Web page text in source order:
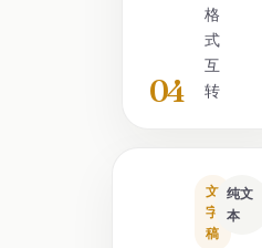
04
格
式
互
转
文
字
稿
纯文
本